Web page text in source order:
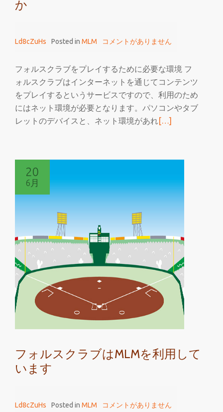
た
か
Ld8cZuHs Posted in MLM コメントがありません
フォルスクラブをプレイするために必要な環境 フ
ォルスクラブはインターネットを通じてコンテンツ
をプレイするというサービスですので、利用のため
にはネット環境が必要となります。パソコンやタブ
レットのデバイスと、ネット環境があれ続
読
フ
ク
ラ
ブ
に
PMLM-
3W
必
か
[…]
20
6月
フォルスクラブはMLMを利用して
います
Ld8cZuHs Posted in MLM コメントがありません